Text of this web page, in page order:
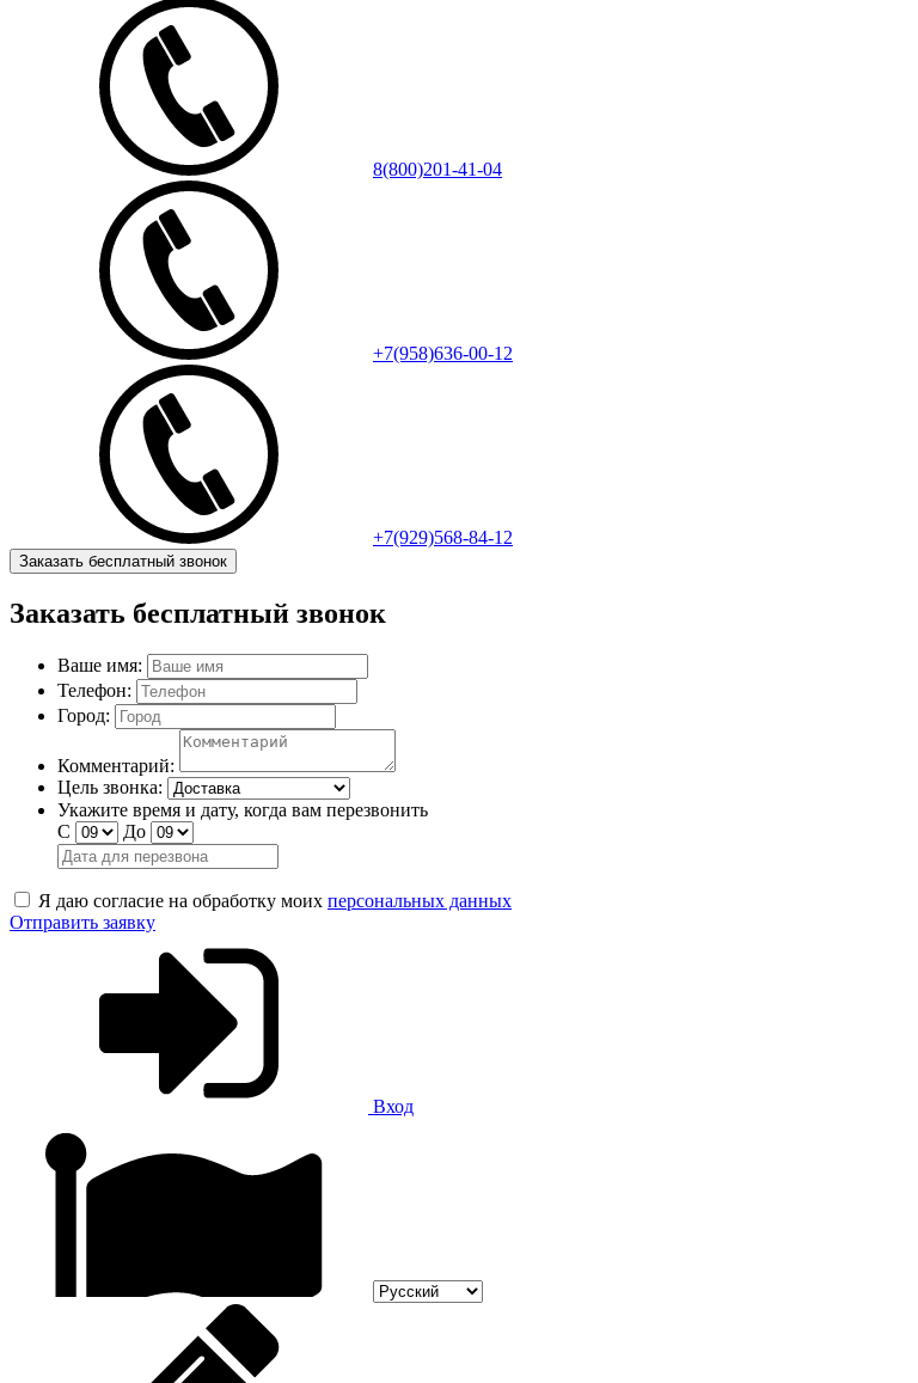
8(800)201-41-04
+7(958)636-00-12
+7(929)568-84-12
Заказать бесплатный звонок
Заказать бесплатный звонок
Ваше имя:
Телефон:
Город:
Комментарий:
Цель звонка:
Укажите время и дату, когда вам перезвонить
С
До
Я даю согласие на обработку моих персональных данных
Отправить заявку
Вход